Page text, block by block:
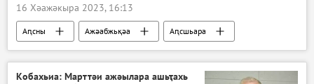
16 Хәажәкыра 2023, 16:13
Аԥсны Ажәабжьқәа Аԥсшьара
Кобахьиа: Марттәи ажәылара ашьҭахь